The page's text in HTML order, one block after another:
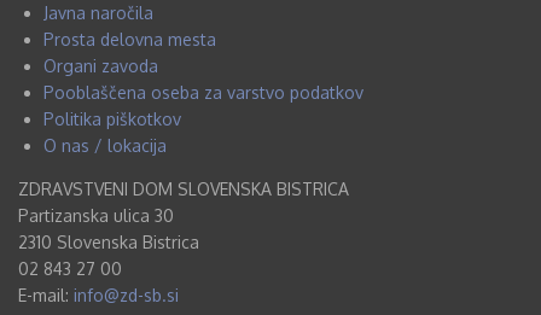
Javna naročila
Prosta delovna mesta
Organi zavoda
Pooblaščena oseba za varstvo podatkov
Politika piškotkov
O nas / lokacija
ZDRAVSTVENI DOM SLOVENSKA BISTRICA
Partizanska ulica 30
2310 Slovenska Bistrica
02 843 27 00
E-mail: info@zd-sb.si